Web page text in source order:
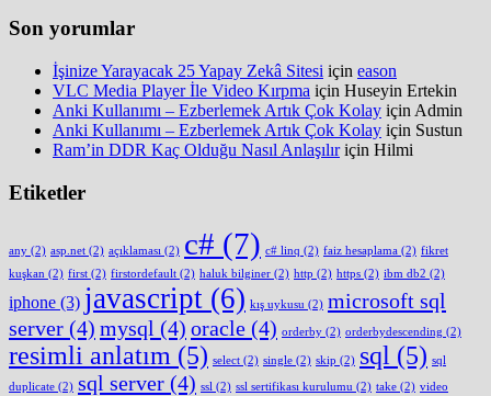
Son yorumlar
İşinize Yarayacak 25 Yapay Zekâ Sitesi için eason
VLC Media Player İle Video Kırpma için Huseyin Ertekin
Anki Kullanımı – Ezberlemek Artık Çok Kolay için Admin
Anki Kullanımı – Ezberlemek Artık Çok Kolay için Sustun
Ram’in DDR Kaç Olduğu Nasıl Anlaşılıriçin Hilmi
Etiketler
any (2) asp.net (2) açıklaması (2) c# (7) c# linq (2) faiz hesaplama (2) fikret
kuşkan (2) first (2) firstordefault (2) haluk bilginer (2) http (2) https (2) ibm db2 (2)
iphone (3) javascript (6) kış uykusu (2) microsoft sql
server (4) mysql (4) oracle (4) orderby (2) orderbydescending (2)
resimli anlatım (5) select (2) single (2) skip (2) sql (5) sql
duplicate (2) sql server (4) ssl (2) ssl sertifikası kurulumu (2) take (2) video